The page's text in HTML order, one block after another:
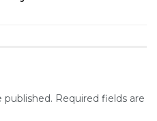
published. Required fields are